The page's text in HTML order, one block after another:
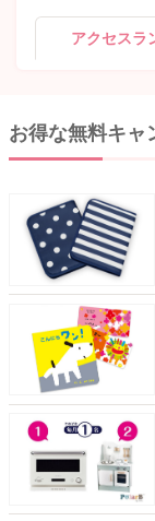
アクセスラ
お得な無料キャ